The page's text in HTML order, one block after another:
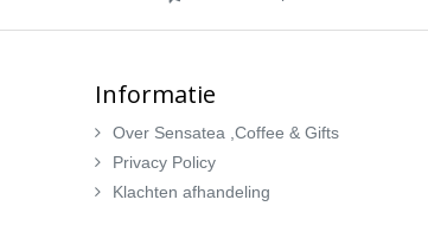
Informatie
Over Sensatea ,Coffee & Gifts
Privacy Policy
Klachten afhandeling